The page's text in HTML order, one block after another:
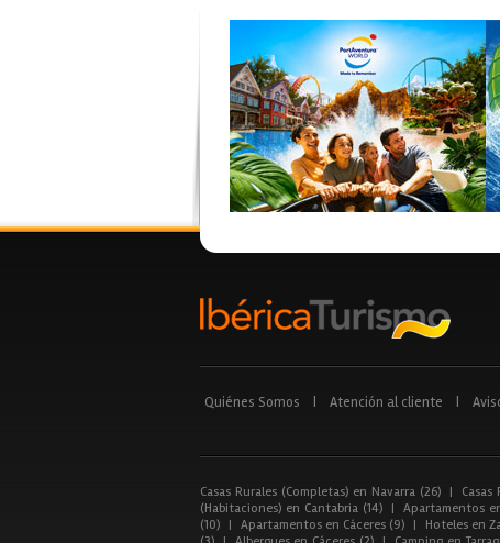
Quiénes Somos Atención al cliente
Casas Rurales (Completas) en Navarra (26) |
(Habitaciones) en Cantabria (14)
| Apartamentos
(10)
| Apartamentos en Cáceres (9) | Hoteles en